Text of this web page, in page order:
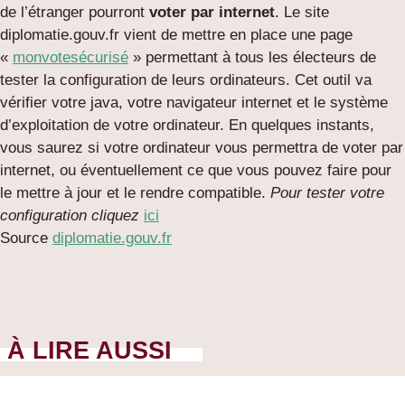
de l’étranger pourront voter par internet. Le site
diplomatie.gouv.fr vient de mettre en place une page
« monvotesécurisé » permettant à tous les électeurs de
tester la configuration de leurs ordinateurs. Cet outil va
vérifier votre java, votre navigateur internet et le système
d’exploitation de votre ordinateur. En quelques instants,
vous saurez si votre ordinateur vous permettra de voter par
internet, ou éventuellement ce que vous pouvez faire pour
le mettre à jour et le rendre compatible. Pour tester votre
configuration cliquez ici
Source diplomatie.gouv.fr
À LIRE AUSSI